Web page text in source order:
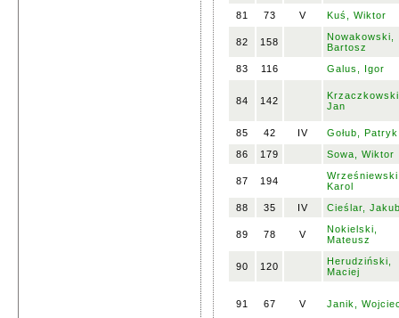
81
73 V Kuś, Wiktor
82 158
Nowakowski,
Bartosz
83
116 Galus, Igor
84 142
Jan
85 42 IV
Gołub, Patryk
86
179 Sowa, Wiktor
87 194
Karol
88
35 IV Cieślar,
89 78 V
Nokielski,
Mateusz
90 120
Herudziński,
Maciej
91 67 V Janik,